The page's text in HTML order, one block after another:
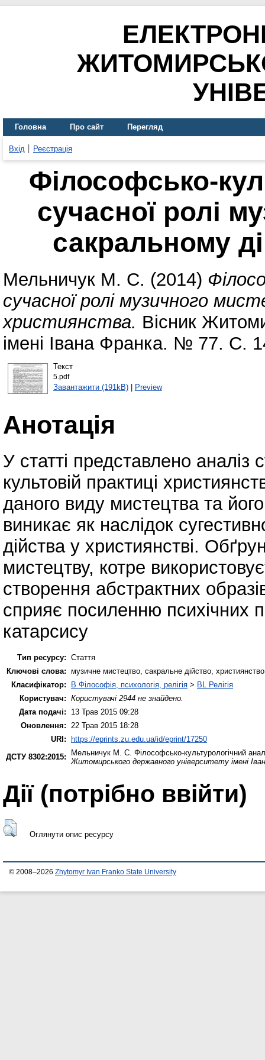
Головна Про сайт Перегляд
Вхід Реєстрація
Філософсько-
сучасної ролі
сакральному
Мельничук М. С. (2014)
сучасної ролі музичного
християнства. Вісник
імені Івана Франка. № 77. С.
Текст
5.pdf
Завантажити (191kB)| Preview
Анотація
У статті представлено аналіз
культовій практиці
даного виду мистецтва та
виникає як наслідок
дійства у християнстві.
мистецтву, котре
створення абстрактних
сприяє посиленню психічних
катарсису
Тип ресурсу: Стаття
Ключові слова: музичне мистецтво, сакральне дійство,
Класифікатор:
B Філософія, психологія, релігія > BL Релігія
Користувач: Користувачі 2944 не знайдено.
Дата подачі:
13 Трав 2015 09:28
Оновлення:
22 Трав 2015 18:28
URI: https://eprints.zu.edu.ua/id/eprint/17250
ДСТУ 8302:2015:
Мельничук М. С. Філософсько-культурологічний
Житомирського державного університету імені
Дії ​​(потрібно ввійти)
Оглянути опис ресурсу
© 2008–2026 Zhytomyr Ivan Franko State University